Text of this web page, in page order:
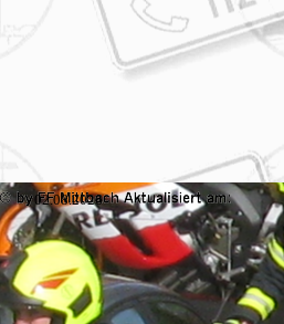
02.08.2026